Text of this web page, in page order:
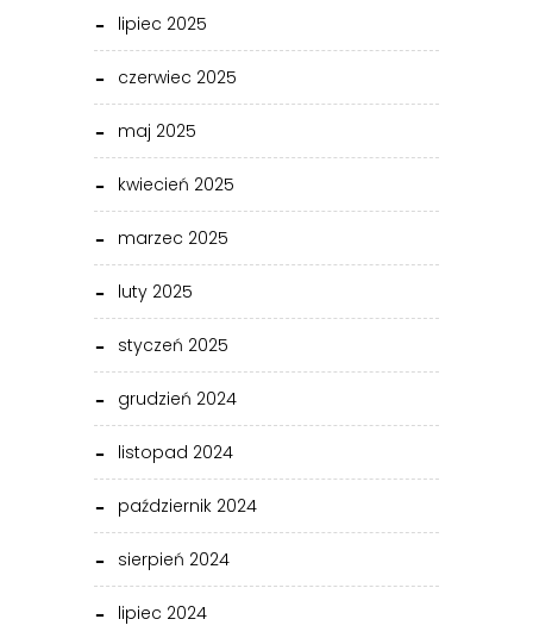
lipiec 2025
czerwiec 2025
maj 2025
kwiecień 2025
marzec 2025
luty 2025
styczeń 2025
grudzień 2024
listopad 2024
październik 2024
sierpień 2024
lipiec 2024